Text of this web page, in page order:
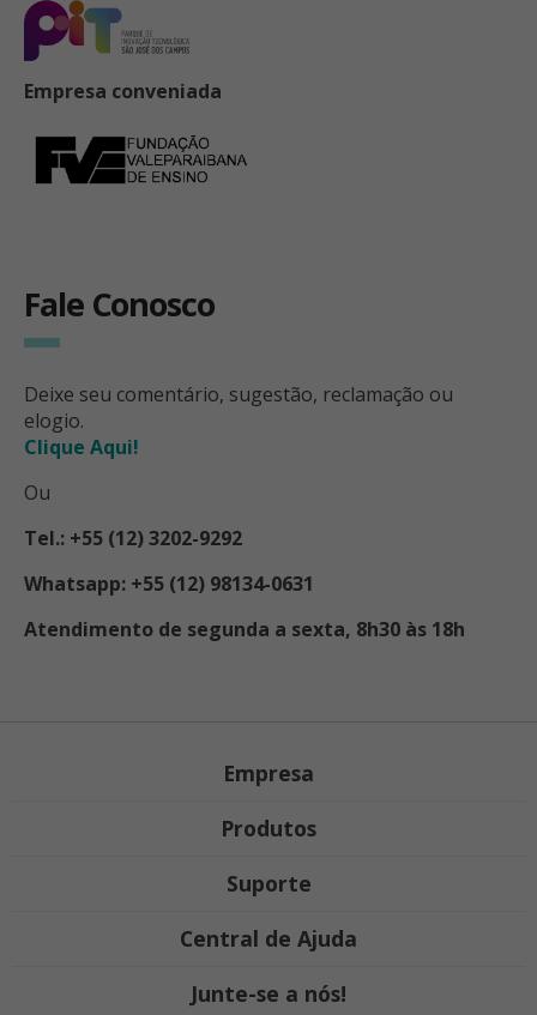
Empresa conveniada
Fale Conosco
Deixe seu comentário, sugestão, reclamação ou
elogio.
Clique Aqui!
Ou
Tel.: +55 (12) 3202-9292
Whatsapp: +55 (12) 98134-0631
Atendimento de segunda a sexta, 8h30 às 18h
Empresa
Produtos
Suporte
Central de Ajuda
Junte-se a nós!